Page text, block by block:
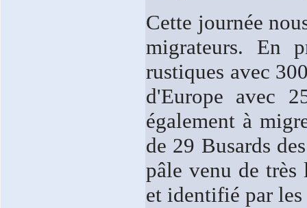
Cette journée
migrateurs. En
rustiques avec
d'Europe avec
également à
de 29 Busards
pâle venu de très
et identifié par les